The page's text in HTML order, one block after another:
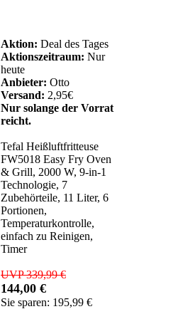
Aktion: Deal des Tages
Aktionszeitraum: Nur
heute
Anbieter: Otto
Versand: 2,95€
Nur solange der Vorrat
reicht.
Tefal Heißluftfritteuse
FW5018 Easy Fry Oven
& Grill, 2000 W, 9-in-1
Technologie, 7
Zubehörteile, 11 Liter, 6
Portionen,
Temperaturkontrolle,
einfach zu Reinigen,
Timer
UVP 339,99 €
144,00 €
Sie sparen: 195,99 €